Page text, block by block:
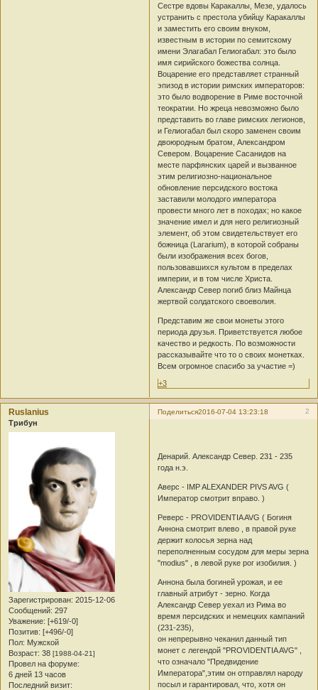
Сестре вдовы Каракаллы, Мезе, удалось
устранить с престола убийцу Каракаллы
и заместить его своим внуком,
известным в истории по семитскому
имени Элагабал Гелиогабал: это было
имя сирийского божества солнца.
Воцарение его представляет странный
эпизод в истории римских императоров:
это было водворение в Риме восточной
теократии. Но жреца невозможно было
представить во главе римских легионов,
и Гелиогабал был скоро заменен своим
двоюродным братом, Александром
Севером. Воцарение Сасанидов на
месте парфянских царей и вызванное
этим религиозно-национальное
обновление персидского востока
заставили молодого императора
провести много лет в походах; но какое
значение имел и для него религиозный
элемент, об этом свидетельствует его
божница (Lararium), в которой собраны
были изображения всех богов,
пользовавшихся культом в пределах
империи, и в том числе Христа.
Александр Север погиб близ Майнца
жертвой солдатского своеволия.
Представим же свои монеты этого
периода друзья. Приветствуется любое
качество и редкость. По возможности
рассказывайте что то о своих монетках.
Всем огромное спасибо за участие =)
+3
Поделиться 2
2016-07-04 13:23:18
Ruslanius
Трибун
Зарегистрирован: 2015-12-06
Сообщений: 297
Уважение: [+619/-0]
Позитив: [+496/-0]
Пол: Мужской
Возраст: 38 [1988-04-21]
Провел на форуме:
6 дней 13 часов
Последний визит:
Денарий. Александр Север. 231 - 235
года н.э.
Аверс - IMP ALEXANDER PIVS AVG (
Император смотрит вправо. )
Реверс - PROVIDENTIA AVG ( Богиня
Аннона смотрит влево , в правой руке
держит колосья зерна над
переполненным сосудом для меры зерна
"modius" , в левой руке рог изобилия. )
Аннона была богиней урожая, и ее
главный атрибут - зерно. Когда
Александр Север уехал из Рима во
время персидских и немецких кампаний
(231-235),
он непрерывно чеканил данный тип
монет с легендой "PROVIDENTIA AVG" ,
что означало "Предвидение
Императора",этим он отправлял народу
посыл и гарантировал, что, хотя он